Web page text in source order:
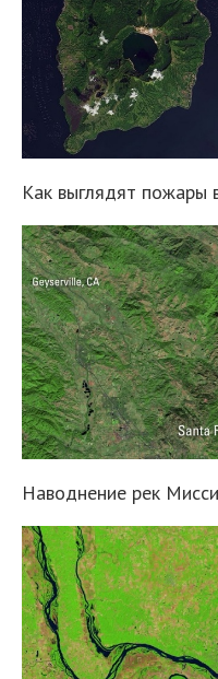
Как выглядят пожары
Наводнение рек